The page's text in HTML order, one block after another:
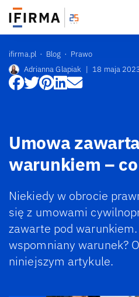
ifirma.pl Blog
Prawo
Adrianna Glapiak | 18 maja
Umowa
warunkiem –
Niekiedy w obrocie
się z umowami
zawarte pod
wspomniany warunek?
niniejszym artykule.